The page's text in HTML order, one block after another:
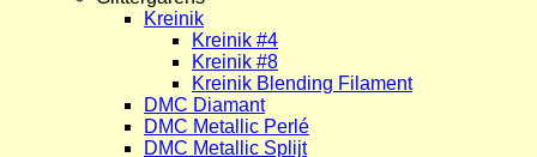
Kreinik
Kreinik #4
Kreinik #8
Kreinik Blending Filament
DMC Diamant
DMC Metallic Perlé
DMC Metallic Splijt